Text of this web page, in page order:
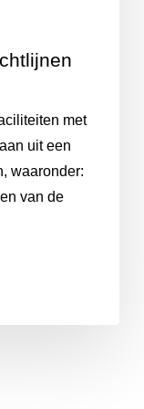
met
uit een
waaronder:
van de